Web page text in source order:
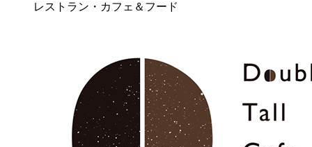
レストラン・カフェ＆フード